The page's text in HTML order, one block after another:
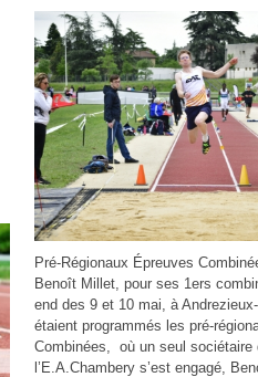
Pré-Régionaux Épreuves
Benoît Millet, pour ses 1ers
end des 9 et 10 mai, à
étaient programmés les pré-
Combinées, où un seul sociétaire
l’E.A.Chambery s’est engagé,